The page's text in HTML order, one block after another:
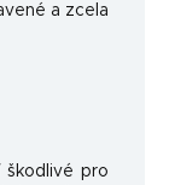
a zcela
škodlivé pro